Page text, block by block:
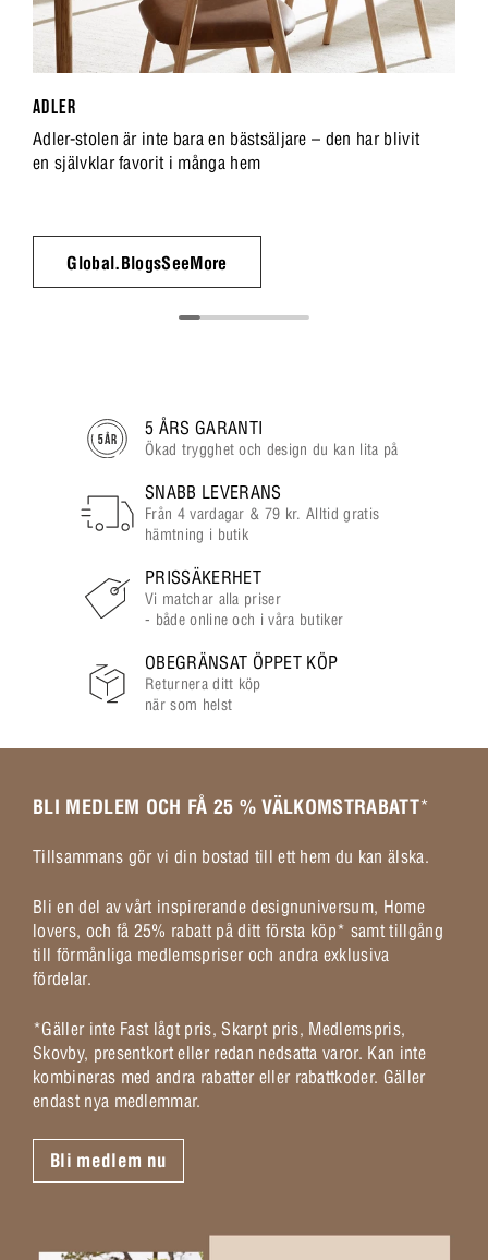
ADLER
Adler-stolen är inte bara en bästsäljare – den har blivit
en självklar favorit i många hem
Global.BlogsSeeMore
5 ÅRS GARANTI
Ökad trygghet och design du kan lita på
SNABB LEVERANS
Från 4 vardagar & 79 kr. Alltid gratis
hämtning i butik
PRISSÄKERHET
Vi matchar alla priser
- både online och i våra butiker
OBEGRÄNSAT ÖPPET KÖP
Returnera ditt köp
när som helst
BLI MEDLEM OCH FÅ 25 % VÄLKOMSTRABATT*
Tillsammans gör vi din bostad till ett hem du kan älska.
Bli en del av vårt inspirerande designuniversum, Home
lovers, och få 25% rabatt på ditt första köp* samt tillgång
till förmånliga medlemspriser och andra exklusiva
fördelar.
*Gäller inte Fast lågt pris, Skarpt pris, Medlemspris,
Skovby, presentkort eller redan nedsatta varor. Kan inte
kombineras med andra rabatter eller rabattkoder. Gäller
endast nya medlemmar.
Bli medlem nu